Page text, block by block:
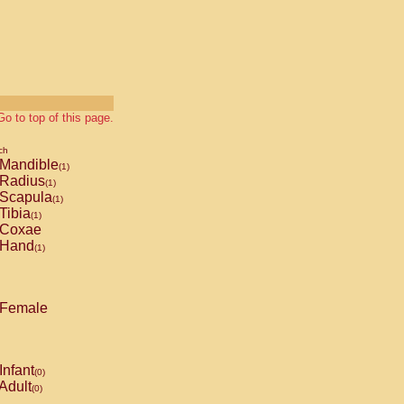
to top of this page.
Mandible(1)
Radius(1)
Scapula(1)
Tibia(1)
Coxae
Hand(1)
Female
Infant(0)
(0)